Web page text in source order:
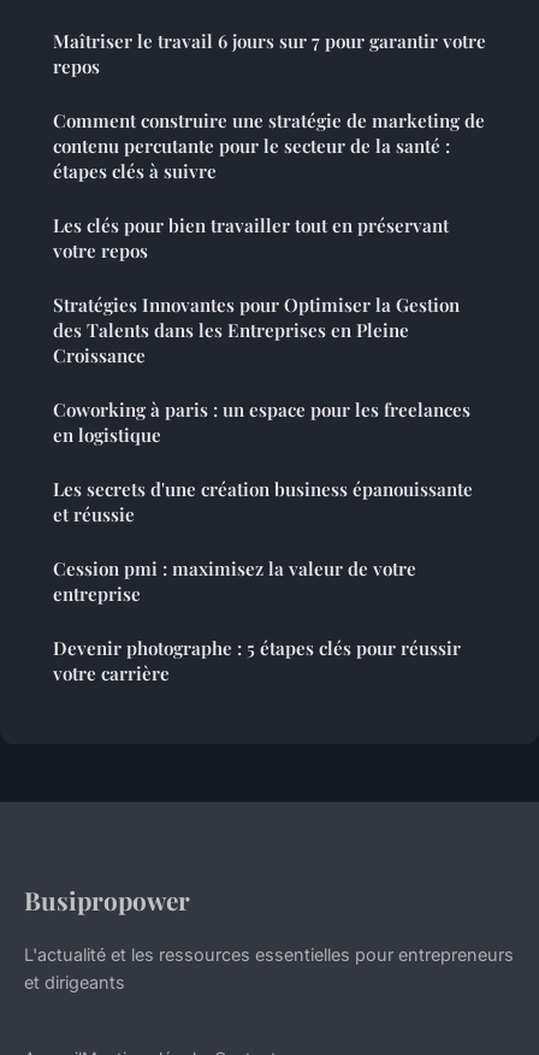
Maîtriser le travail 6 jours sur 7 pour garantir votre
repos
Comment construire une stratégie de marketing de
contenu percutante pour le secteur de la santé :
étapes clés à suivre
Les clés pour bien travailler tout en préservant
votre repos
Stratégies Innovantes pour Optimiser la Gestion
des Talents dans les Entreprises en Pleine
Croissance
Coworking à paris : un espace pour les freelances
en logistique
Les secrets d'une création business épanouissante
et réussie
Cession pmi : maximisez la valeur de votre
entreprise
Devenir photographe : 5 étapes clés pour réussir
votre carrière
Busipropower
L'actualité et les ressources essentielles pour entrepreneurs
et dirigeants